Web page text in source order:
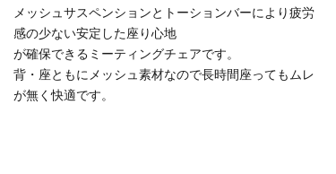
メッシュサスペンションとトーションバーにより疲労
感の少ない安定した座り心地
が確保できるミーティングチェアです。
背・座ともにメッシュ素材なので長時間座ってもムレ
が無く快適です。